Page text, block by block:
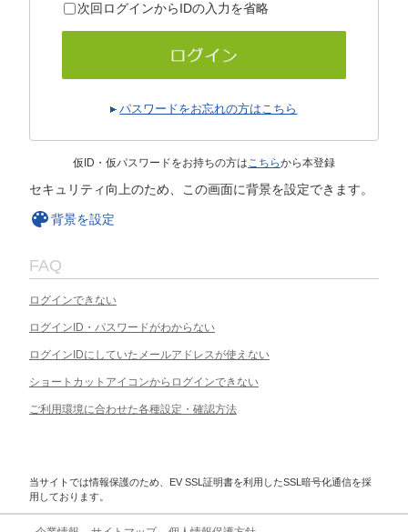
次回ログインからIDの入力を省略
パスワードをお忘れの方はこちら
仮ID・仮パスワードをお持ちの方はこちらから本登録
セキュリティ向上のため、この画面に背景を設定できます。
背景を設定
FAQ
ログインできない
ログインID・パスワードがわからない
ログインIDにしていたメールアドレスが使えない
ショートカットアイコンからログインできない
ご利用環境に合わせた各種設定・確認方法
当サイトでは情報保護のため、EV SSL証明書を利用したSSL暗号化通信を採
用しております。